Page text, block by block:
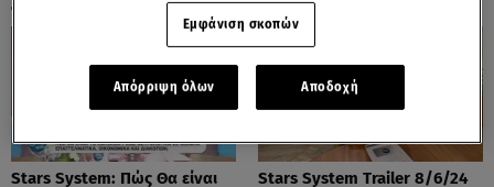
Stars System: Πώς Θα είναι
Stars System Trailer 8/6/24
Εμφάνιση σκοπών
Απόρριψη όλων Αποδοχή